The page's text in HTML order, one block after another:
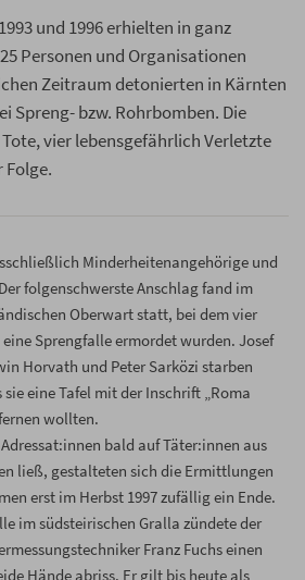
und 1996 erhielten in ganz
Personen und Organisationen
Zeitraum detonierten in Kärnten
Spreng- bzw. Rohrbomben. Die
vier lebensgefährlich Verletzte
Folge.
Minderheitenangehörige und
folgenschwerste Anschlag fand im
Oberwart statt, bei dem vier
Sprengfalle ermordet wurden. Josef
Horvath und Peter Sarközi starben
eine Tafel mit der Inschrift „Roma
wollten.
bald auf Täter:innen aus
ließ, gestalteten sich die Ermittlungen
erst im Herbst 1997 zufällig ein Ende.
im südsteirischen Gralla zündete der
Franz Fuchs einen
Hände abriss. Er gilt bis heute als